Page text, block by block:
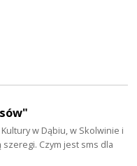
w Dąbiu, w Skolwinie i
szeregi. Czym jest sms dla